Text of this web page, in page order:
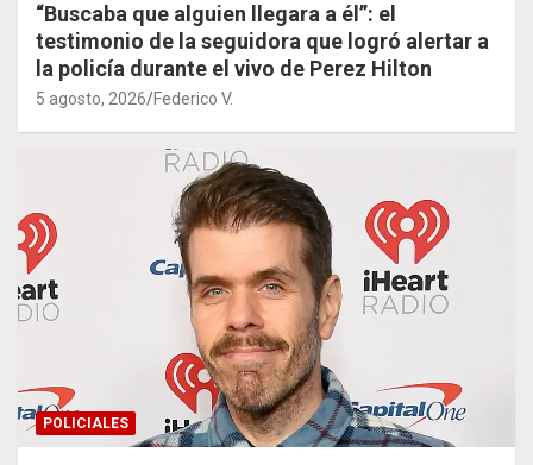
“Buscaba que alguien llegara a él”: el
testimonio de la seguidora que logró alertar a
la policía durante el vivo de Perez Hilton
5 agosto, 2026 Federico V.
POLICIALES